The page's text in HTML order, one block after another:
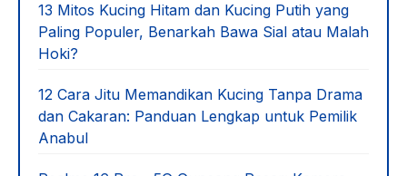
13 Mitos Kucing Hitam dan Kucing Putih yang
Paling Populer, Benarkah Bawa Sial atau Malah
Hoki?
12 Cara Jitu Memandikan Kucing Tanpa Drama
dan Cakaran: Panduan Lengkap untuk Pemilik
Anabul